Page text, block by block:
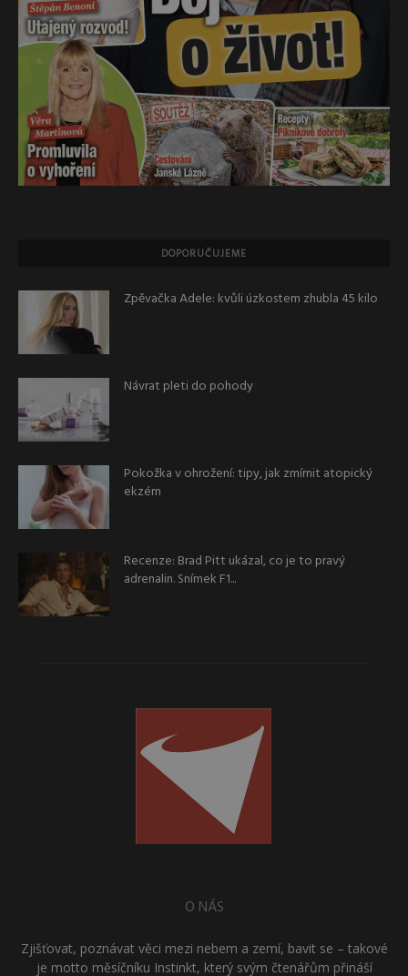
DOPORUČUJEME
Zpěvačka Adele: kvůli úzkostem zhubla 45 kilo
Návrat pleti do pohody
Pokožka v ohrožení: tipy, jak zmírnit atopický
ekzém
Recenze: Brad Pitt ukázal, co je to pravý
adrenalin. Snímek F1...
O NÁS
Zjišťovat, poznávat věci mezi nebem a zemí, bavit se – takové
je motto měsíčníku Instinkt, který svým čtenářům přináší